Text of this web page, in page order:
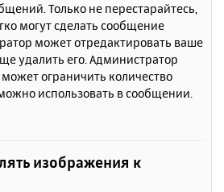
Только не перестарайтесь,
могут сделать сообщение
может отредактировать ваше
удалить его. Администратор
ограничить количество
использовать в сообщении.
изображения к